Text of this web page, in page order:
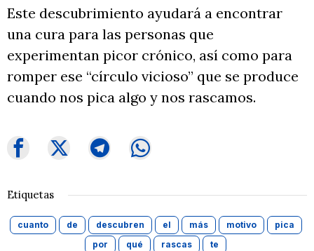
Este descubrimiento ayudará a encontrar
una cura para las personas que
experimentan picor crónico, así como para
romper ese “círculo vicioso” que se produce
cuando nos pica algo y nos rascamos.
Etiquetas
cuanto de descubren el más motivo
pica
por
qué rascas te